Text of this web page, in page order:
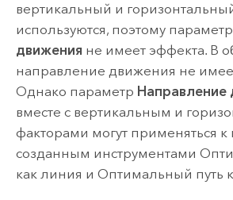
вертикальный и
используются, поэтому параметр
движения не имеет эффекта. В
направление движения не
Однако параметр Направление
вместе с вертикальным и
факторами могут применяться к
созданным инструментами
как линия и Оптимальный путь